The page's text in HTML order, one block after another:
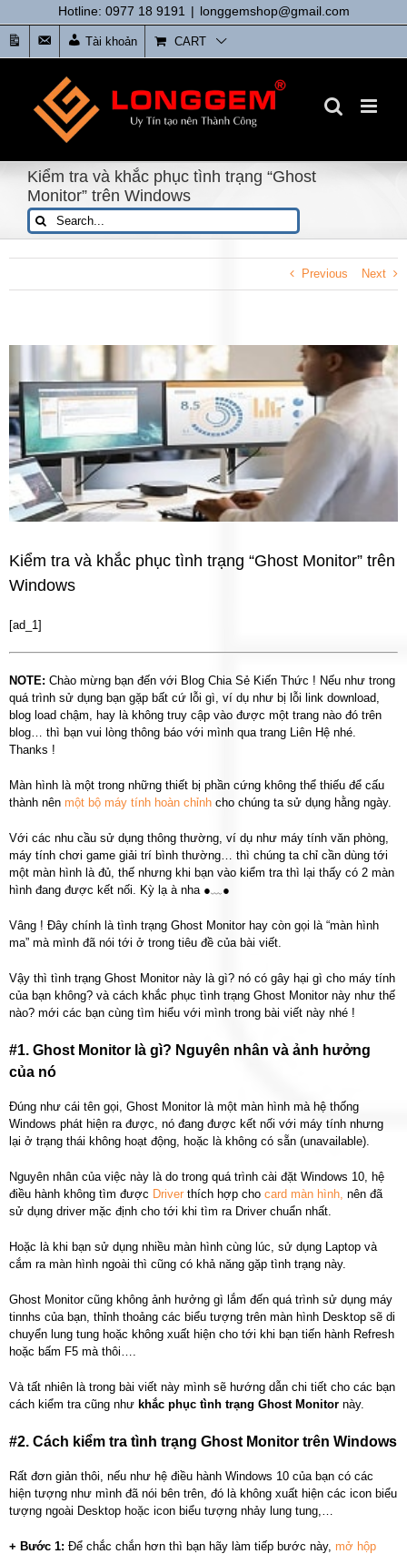
to
content
Hotline: 0977 18 9191 | longgemshop@gmail.com
tức
Liên
Hệ
Tài khoản CART
Kiểm tra và khắc phục tình trạng “Ghost
Monitor” trên Windows
Search
for:
Previous Next
Image
Kiểm tra và khắc phục tình trạng “Ghost Monitor” trên
Windows
[ad_1]
NOTE: Chào mừng bạn đến với Blog Chia Sẻ Kiến Thức ! Nếu như trong
quá trình sử dụng bạn gặp bất cứ lỗi gì, ví dụ như bị lỗi link download,
blog load chậm, hay là không truy cập vào được một trang nào đó trên
blog… thì bạn vui lòng thông báo với mình qua trang Liên Hệ nhé.
Thanks !
Màn hình là một trong những thiết bị phần cứng không thể thiếu để cấu
thành nên một bộ máy tính hoàn chỉnh cho chúng ta sử dụng hằng ngày.
Với các nhu cầu sử dụng thông thường, ví dụ như máy tính văn phòng,
máy tính chơi game giải trí bình thường… thì chúng ta chỉ cần dùng tới
một màn hình là đủ, thế nhưng khi bạn vào kiểm tra thì lại thấy có 2 màn
hình đang được kết nối. Kỳ lạ à nha ●﹏●
Vâng ! Đây chính là tình trạng Ghost Monitor hay còn gọi là “màn hình
ma” mà mình đã nói tới ở trong tiêu đề của bài viết.
Vậy thì tình trạng Ghost Monitor này là gì? nó có gây hại gì cho máy tính
của bạn không? và cách khắc phục tình trạng Ghost Monitor này như thế
nào? mới các bạn cùng tìm hiểu với mình trong bài viết này nhé !
#1. Ghost Monitor là gì? Nguyên nhân và ảnh hưởng
của nó
Đúng như cái tên gọi, Ghost Monitor là một màn hình mà hệ thống
Windows phát hiện ra được, nó đang được kết nối với máy tính nhưng
lại ở trạng thái không hoạt động, hoặc là không có sẵn (unavailable).
Nguyên nhân của việc này là do trong quá trình cài đặt Windows 10, hệ
điều hành không tìm được Driver thích hợp cho card màn hình, nên đã
sử dụng driver mặc định cho tới khi tìm ra Driver chuẩn nhất.
Hoặc là khi bạn sử dụng nhiều màn hình cùng lúc, sử dụng Laptop và
cắm ra màn hình ngoài thì cũng có khả năng gặp tình trạng này.
Ghost Monitor cũng không ảnh hưởng gì lắm đến quá trình sử dụng máy
tinnhs của bạn, thỉnh thoảng các biểu tượng trên màn hình Desktop sẽ di
chuyển lung tung hoặc không xuất hiện cho tới khi bạn tiến hành Refresh
hoặc bấm F5 mà thôi….
Và tất nhiên là trong bài viết này mình sẽ hướng dẫn chi tiết cho các bạn
cách kiểm tra cũng như khắc phục tình trạng Ghost Monitor này.
#2. Cách kiểm tra tình trạng Ghost Monitor trên Windows
Rất đơn giản thôi, nếu như hệ điều hành Windows 10 của bạn có các
hiện tượng như mình đã nói bên trên, đó là không xuất hiện các icon biểu
tượng ngoài Desktop hoặc icon biểu tượng nhảy lung tung,…
+ Bước 1: Để chắc chắn hơn thì bạn hãy làm tiếp bước này, mở hộp